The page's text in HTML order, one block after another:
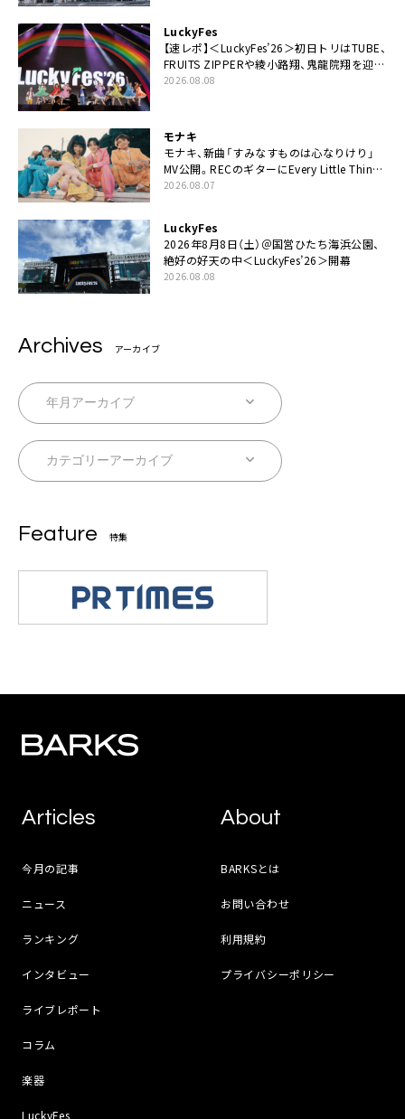
LuckyFes
【速レポ】＜LuckyFes’26＞初日トリはTUBE、
FRUITS ZIPPERや綾小路翔、鬼龍院翔を迎え
た豪華コラボも「知ってたらぜひ一緒に歌っ
2026.08.08
モナキ
モナキ、新曲「すみなすものは心なりけり」
MV公開。RECのギターにEvery Little Thing・
伊藤一朗参加も
2026.08.07
LuckyFes
2026年8月8日（土）＠国営ひたち海浜公園、
絶好の好天の中＜LuckyFes’26＞開幕
2026.08.08
Archives アーカイブ
Feature 特集
Articles
今月の記事
ニュース
ランキング
インタビュー
ライブレポート
コラム
楽器
LuckyFes
About
BARKSとは
お問い合わせ
利用規約
プライバシーポリシー